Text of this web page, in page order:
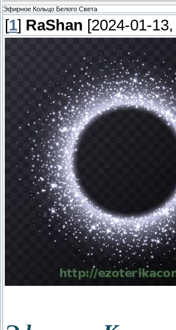
Эфирное Кольцо Белого Света
[1] RaShan [2024-01-